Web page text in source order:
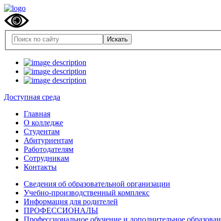
Доступная среда
Главная
О колледже
Студентам
Абитуриентам
Работодателям
Сотрудникам
Контакты
Сведения об образовательной организации
Учебно-производственный комплекс
Информация для родителей
ПРОФЕССИОНАЛЫ
Профессиональное обучение и дополнительное